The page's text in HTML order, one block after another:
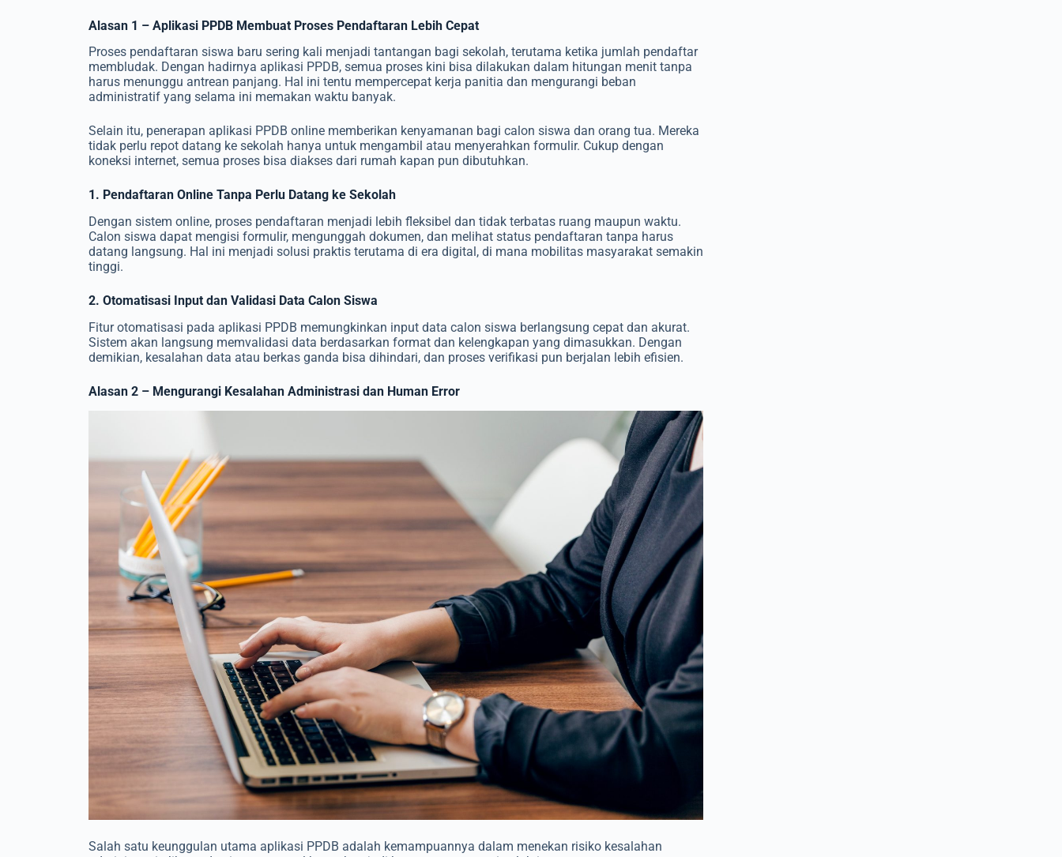
Alasan 1 – Aplikasi PPDB Membuat Proses Pendaftaran Lebih Cepat
Proses pendaftaran siswa baru sering kali menjadi tantangan bagi sekolah, terutama ketika jumlah pendaftar
membludak. Dengan hadirnya aplikasi PPDB, semua proses kini bisa dilakukan dalam hitungan menit tanpa
harus menunggu antrean panjang. Hal ini tentu mempercepat kerja panitia dan mengurangi beban
administratif yang selama ini memakan waktu banyak.
Selain itu, penerapan aplikasi PPDB online memberikan kenyamanan bagi calon siswa dan orang tua. Mereka
tidak perlu repot datang ke sekolah hanya untuk mengambil atau menyerahkan formulir. Cukup dengan
koneksi internet, semua proses bisa diakses dari rumah kapan pun dibutuhkan.
1. Pendaftaran Online Tanpa Perlu Datang ke Sekolah
Dengan sistem online, proses pendaftaran menjadi lebih fleksibel dan tidak terbatas ruang maupun waktu.
Calon siswa dapat mengisi formulir, mengunggah dokumen, dan melihat status pendaftaran tanpa harus
datang langsung. Hal ini menjadi solusi praktis terutama di era digital, di mana mobilitas masyarakat semakin
tinggi.
2. Otomatisasi Input dan Validasi Data Calon Siswa
Fitur otomatisasi pada aplikasi PPDB memungkinkan input data calon siswa berlangsung cepat dan akurat.
Sistem akan langsung memvalidasi data berdasarkan format dan kelengkapan yang dimasukkan. Dengan
demikian, kesalahan data atau berkas ganda bisa dihindari, dan proses verifikasi pun berjalan lebih efisien.
Alasan 2 – Mengurangi Kesalahan Administrasi dan Human Error
Salah satu keunggulan utama aplikasi PPDB adalah kemampuannya dalam menekan risiko kesalahan